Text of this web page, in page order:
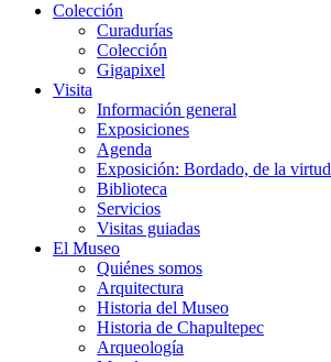
Colección
Curadurías
Colección
Gigapixel
Visita
Información general
Exposiciones
Agenda
Exposición: Bordado, de la virtud
Biblioteca
Servicios
Visitas guiadas
El Museo
Quiénes somos
Arquitectura
Historia del Museo
Historia de Chapultepec
Arqueología